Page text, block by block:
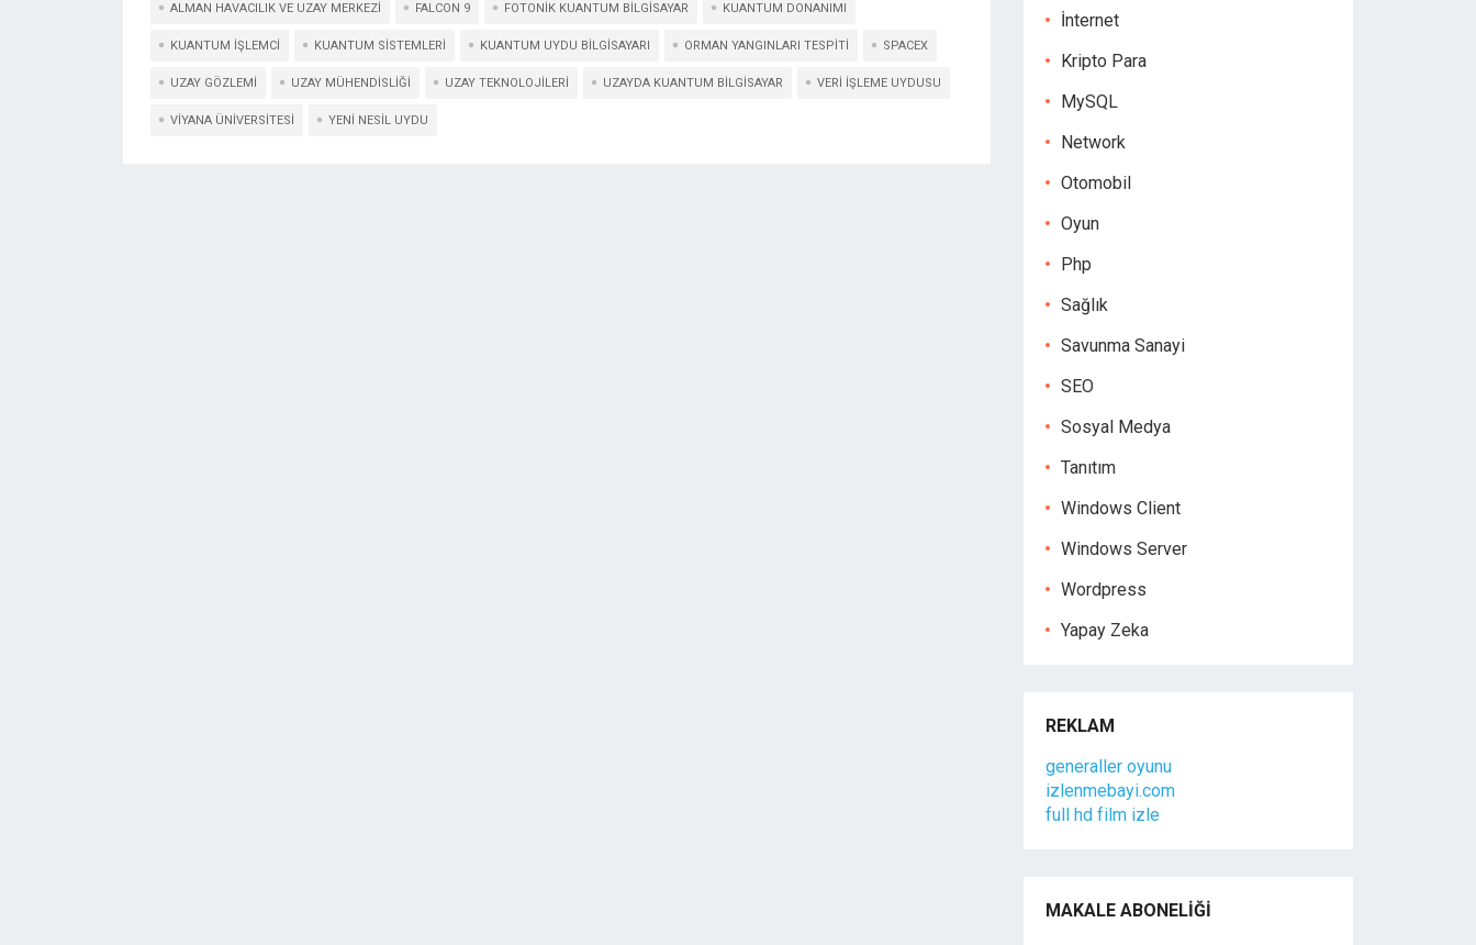
ALMAN HAVACILIK VE UZAY MERKEZI FALCON 9 FOTONIK KUANTUM BILGISAYAR KUANTUM DONANIMI
KUANTUM IŞLEMCI KUANTUM SISTEMLERI KUANTUM UYDU BILGISAYARI ORMAN YANGINLARI TESPITI SPACEX
UZAY GÖZLEMI UZAY MÜHENDISLIĞI UZAY TEKNOLOJILERI UZAYDA KUANTUM BILGISAYAR VERI IŞLEME UYDUSU
VIYANA ÜNIVERSITESI YENI NESIL UYDU
İnternet
Kripto Para
MySQL
Network
Otomobil
Oyun
Php
Sağlık
Savunma Sanayi
SEO
Sosyal Medya
Tanıtım
Windows Client
Windows Server
Wordpress
Yapay Zeka
REKLAM
generaller oyunu
izlenmebayi.com
full hd film izle
MAKALE ABONELIĞI